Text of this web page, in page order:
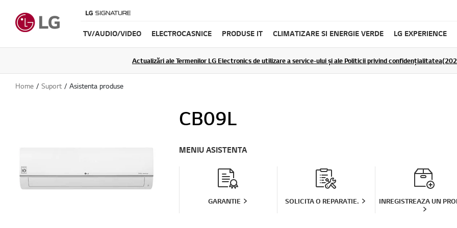
TV/AUDIO/VIDEO ELECTROCASNICE PRODUSE IT CLIMATIZARE SI ENERGIE VERDE LG EXPERIENCE
Actualizări ale Termenilor LG Electronics de utilizare a service-ului și ale Politicii privind
Home Suport Asistenta produse
CB09L
MENIU ASISTENTA
GARANTIE SOLICITA O REPARATIE. INREGISTREAZA UN